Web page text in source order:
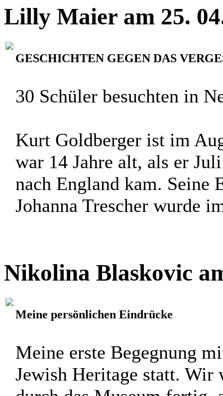
Lilly Maier am 25.
GESCHICHTEN GEGEN DAS
30 Schüler besuchten in
Kurt Goldberger ist im
war 14 Jahre alt, als er
nach England kam. Seine
Johanna Trescher wurde
Nikolina Blaskovic
Meine persönlichen Eindrücke
Meine erste Begegnung
Jewish Heritage statt. Wir